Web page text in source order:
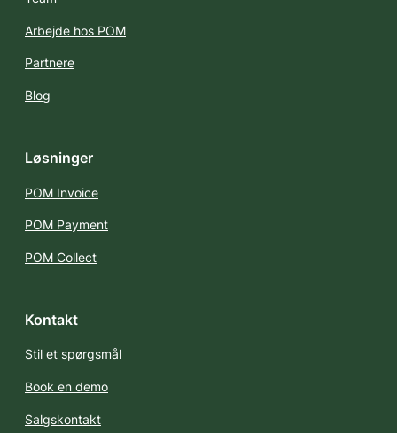
Arbejde hos POM
Partnere
Blog
Løsninger
POM Invoice
POM Payment
POM Collect
Kontakt
Stil et spørgsmål
Book en demo
Salgskontakt